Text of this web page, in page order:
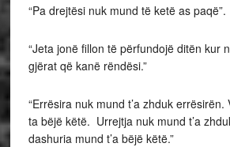
“Pa drejtësi nuk mund të ketë as paqë”.
“Jeta jonë fillon të përfundojë ditën kur
gjërat që kanë rëndësi.”
“Errësira nuk mund t’a zhduk errësirën.
ta bëjë këtë. Urrejtja nuk mund t’a
dashuria mund t’a bëjë këtë.”